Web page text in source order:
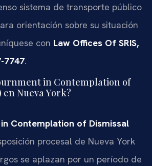
sistema de transporte público
orientación sobre su situación
con Law Offices Of SRIS,
7747.
in Contemplation of
en Nueva York?
Contemplation of Dismissal
procesal de Nueva York
se aplazan por un período de